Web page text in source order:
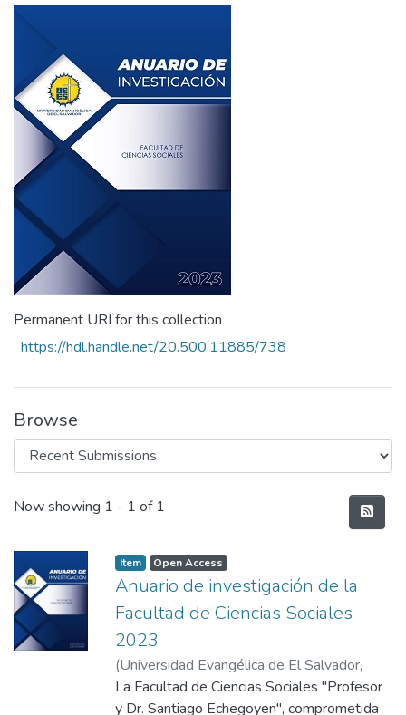
Permanent URI for this collection
https://hdl.handle.net/20.500.11885/738
Browse
Recent Submissions
Now showing 1 - 1 of 1
Item Open Access
Anuario de investigación de la
Facultad de Ciencias Sociales
2023
(Universidad Evangélica de El Salvador,
2023)Facultad de Ciencias Sociales
La Facultad de Ciencias Sociales "Profesor
y Dr. Santiago Echegoyen", comprometida